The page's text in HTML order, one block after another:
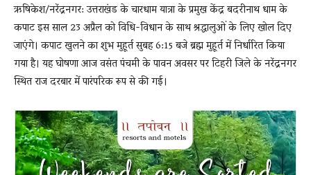
ऋषिकेश/नरेंद्रनगर: उत्तराखंड के चारधाम यात्रा के प्रमुख केंद्र बदरीनाथ धाम के
कपाट इस साल 23 अप्रैल को विधि-विधान के साथ श्रद्धालुओं के लिए खोल दिए
जाएंगे। कपाट खुलने का शुभ मुहूर्त सुबह 6:15 बजे ब्रह्म मुहूर्त में निर्धारित किया
गया है। यह घोषणा आज वसंत पंचमी के पावन अवसर पर टिहरी जिले के नरेंद्रनगर
स्थित राज दरबार में पारंपरिक रूप से की गई।